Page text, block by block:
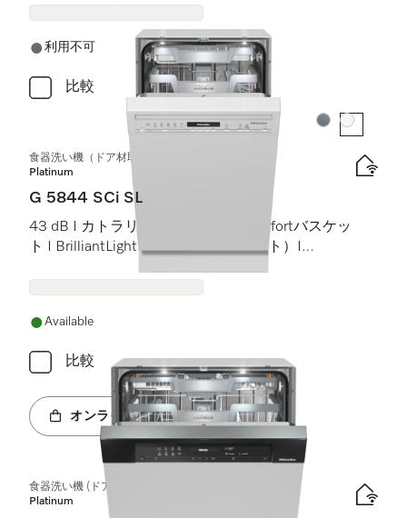
利用不可
比較
カラー:カラー:
食器洗い機（ドア材取付専用タイプ、45 cm）
Platinum
G 5844 SCi SL
43 dB I カトラリートレイ I MaxiComfortバスケッ
ト I BrilliantLight（ブリリアントライト）I
Available
比較
オンラインショップへ
食器洗い機 (ドア材取付専用タイプ)
Platinum